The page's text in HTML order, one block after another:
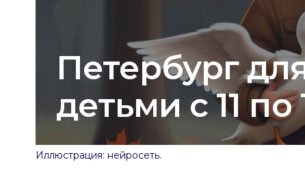
Петербург
детьми с 11 по
Иллюстрация: нейросеть.